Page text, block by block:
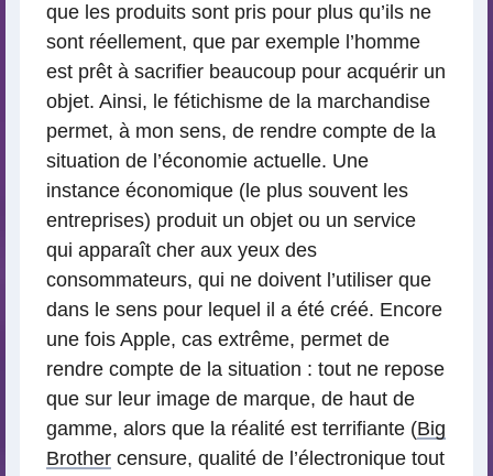
que les produits sont pris pour plus qu’ils ne
sont réellement, que par exemple l’homme
est prêt à sacrifier beaucoup pour acquérir un
objet. Ainsi, le fétichisme de la marchandise
permet, à mon sens, de rendre compte de la
situation de l’économie actuelle. Une
instance économique (le plus souvent les
entreprises) produit un objet ou un service
qui apparaît cher aux yeux des
consommateurs, qui ne doivent l’utiliser que
dans le sens pour lequel il a été créé. Encore
une fois Apple, cas extrême, permet de
rendre compte de la situation : tout ne repose
que sur leur image de marque, de haut de
gamme, alors que la réalité est terrifiante (Big
Brother censure, qualité de l’électronique tout